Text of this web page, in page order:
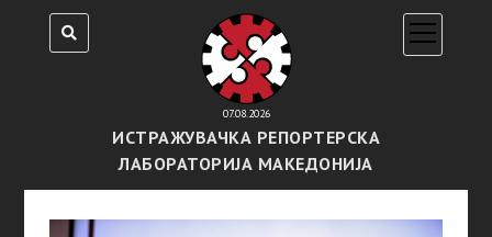
07.08.2026
ИСТРАЖУВАЧКА РЕПОРТЕРСКА
ЛАБОРАТОРИЈА МАКЕДОНИЈА
open
menu